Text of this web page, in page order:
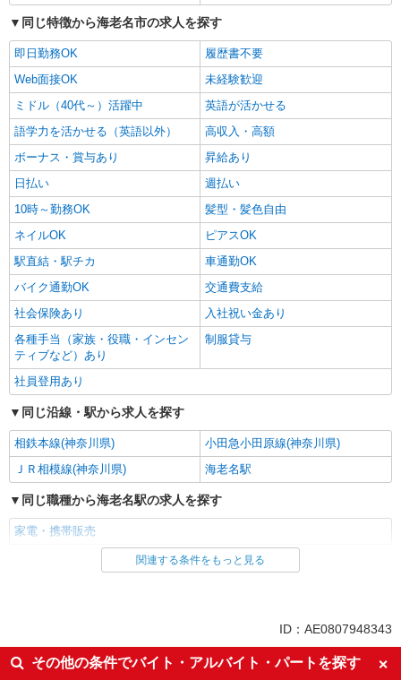
同じ特徴から海老名市の求人を探す
即日勤務OK
履歴書不要
Web面接OK
未経験歓迎
ミドル（40代～）活躍中
英語が活かせる
語学力を活かせる（英語以外）
高収入・高額
ボーナス・賞与あり
昇給あり
日払い
週払い
10時～勤務OK
髪型・髪色自由
ネイルOK
ピアスOK
駅直結・駅チカ
車通勤OK
バイク通勤OK
交通費支給
社会保険あり
入社祝い金あり
各種手当（家族・役職・インセン
ティブなど）あり
制服貸与
社員登用あり
同じ沿線・駅から求人を探す
相鉄本線(神奈川県)
小田急小田原線(神奈川県)
ＪＲ相模線(神奈川県)
海老名駅
同じ職種から海老名駅の求人を探す
家電・携帯販売
同じ雇用形態から海老名駅の求人を探す
即日勤務OK
履歴書不要
Web面接OK
未経験歓迎
関連する条件をもっと見る
ID：AE0807948343
その他の条件でバイト・アルバイト・パートを探す